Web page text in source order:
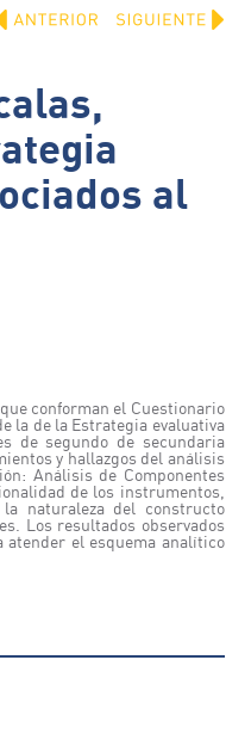
al
conforman el Cuestionario
la de la Estrategia evaluativa
de segundo de secundaria
y hallazgos del análisis
Análisis de Componentes
de los instrumentos,
naturaleza del constructo
Los resultados observados
atender el esquema analítico